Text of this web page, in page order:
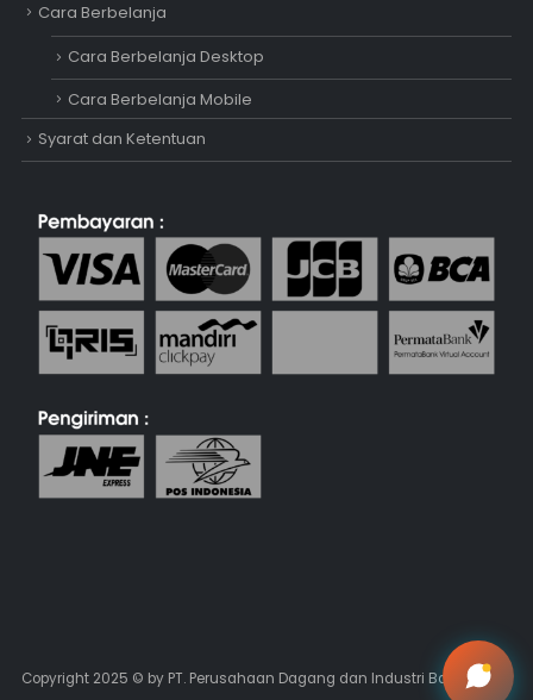
Cara Berbelanja
Cara Berbelanja Desktop
Cara Berbelanja Mobile
Syarat dan Ketentuan
Copyright 2025 © by PT. Perusahaan Dagang dan Industri Batik Keris